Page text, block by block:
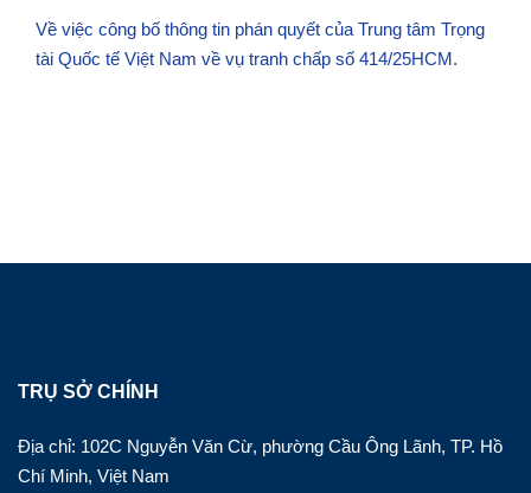
Về việc công bố thông tin phán quyết của Trung tâm Trọng
tài Quốc tế Việt Nam về vụ tranh chấp số 414/25HCM.
TRỤ SỞ CHÍNH
Địa chỉ: 102C Nguyễn Văn Cừ, phường Cầu Ông Lãnh, TP. Hồ
Chí Minh, Việt Nam